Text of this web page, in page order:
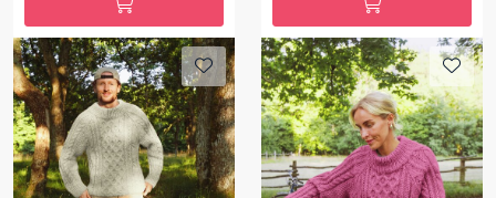
ÅDNE genser
OK 08-05I
+
Fra: 1.127,00 per pakke
ÅDNE genser (DATE
NIGHT)
OK 08-04E
+
2.967,00
Fra: 890,10 -70 % per
pakke